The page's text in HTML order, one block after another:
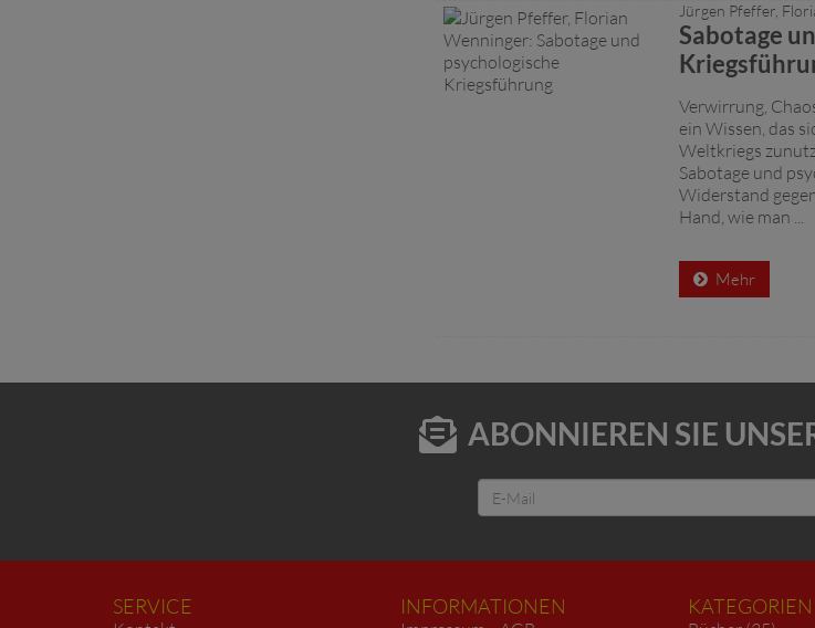
Jürgen Pfeffer,
Sabotage
Verwirrung,
ein Wissen, das
Weltkriegs
Sabotage und
Widerstand
Hand, wie man ...
Mehr
ABONNIEREN SIE
SERVICE INFORMATIONEN KATEGORIEN